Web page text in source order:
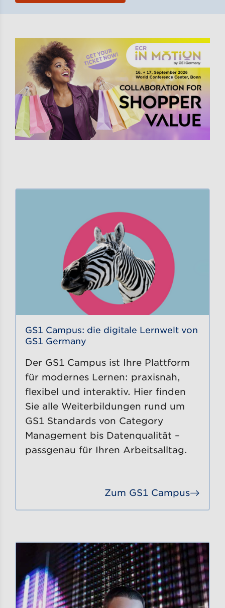
GS1 Campus: die digitale Lernwelt von
GS1 Germany
Der GS1 Campus ist Ihre Plattform
für modernes Lernen: praxisnah,
flexibel und interaktiv. Hier finden
Sie alle Weiterbildungen rund um
GS1 Standards von Category
Management bis Datenqualität –
passgenau für Ihren Arbeitsalltag.
Zum GS1 Campus